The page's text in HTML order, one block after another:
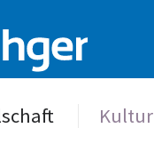
Kultur